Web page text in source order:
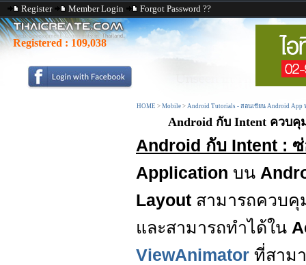
Register Member Login Forgot Password ??
Registered : 109,038
HOME > Mobile > Android Tutorials - สอนเขียน Android App
Android กับ Intent ควบคุ
Android กับ Intent :
Application บน
Layout สามารถควบ
และสามารถทำได้ใน
ViewAnimator ที่สาม